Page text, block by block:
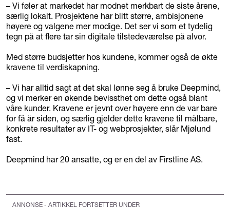
– Vi føler at markedet har modnet merkbart de siste årene,
særlig lokalt. Prosjektene har blitt større, ambisjonene
høyere og valgene mer modige. Det ser vi som et tydelig
tegn på at flere tar sin digitale tilstedeværelse på alvor.
Med større budsjetter hos kundene, kommer også de økte
kravene til verdiskapning.
– Vi har alltid sagt at det skal lønne seg å bruke Deepmind,
og vi merker en økende bevissthet om dette også blant
våre kunder. Kravene er jevnt over høyere enn de var bare
for få år siden, og særlig gjelder dette kravene til målbare,
konkrete resultater av IT- og webprosjekter, slår Mjølund
fast.
Deepmind har 20 ansatte, og er en del av Firstline AS.
ANNONSE - ARTIKKEL FORTSETTER UNDER